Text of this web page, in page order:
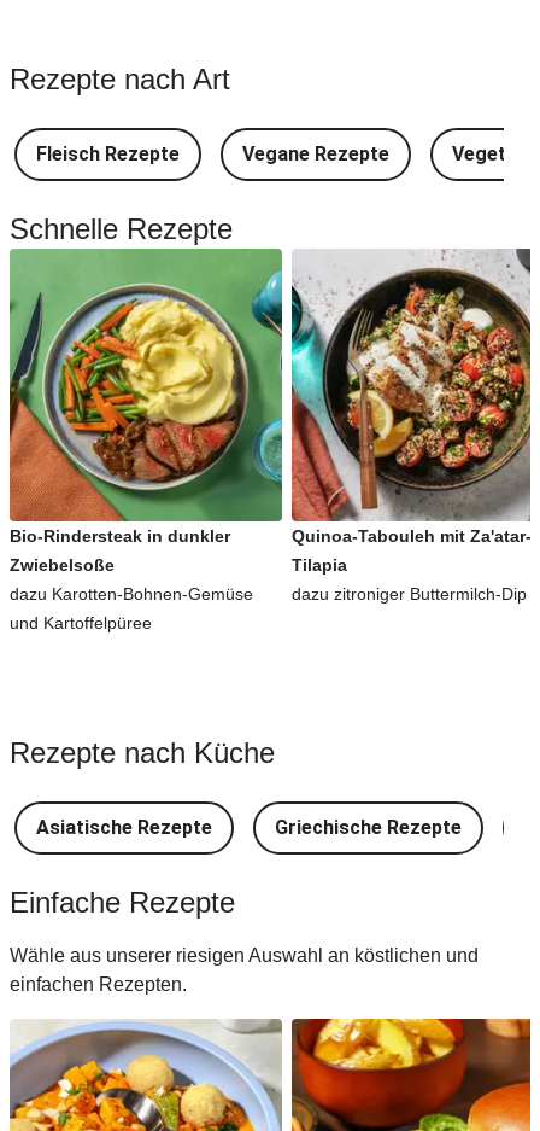
Rezepte nach Art
Fleisch Rezepte Vegane Rezepte
Schnelle Rezepte
Bio-Rindersteak in dunkler
Zwiebelsoße
dazu Karotten-Bohnen-Gemüse
und Kartoffelpüree
Quinoa-Tabouleh mit Za'atar-
Tilapia
dazu zitroniger Buttermilch-Dip
Rezepte nach Küche
Asiatische Rezepte Griechische Rezepte
Einfache Rezepte
Wähle aus unserer riesigen Auswahl an köstlichen und
einfachen Rezepten.